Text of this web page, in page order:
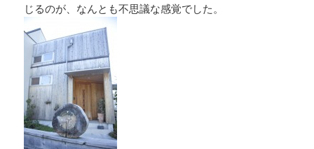
じるのが、なんとも不思議な感覚でした。